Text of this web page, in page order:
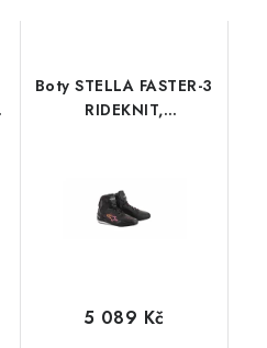
Boty STELLA FASTER-3
RIDEKNIT,
5 089 Kč